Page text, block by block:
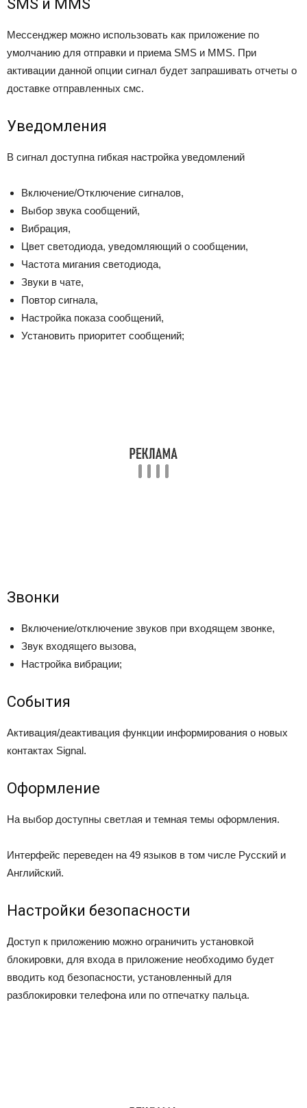
SMS и MMS
Мессенджер можно использовать как приложение по
умолчанию для отправки и приема SMS и MMS. При
активации данной опции сигнал будет запрашивать отчеты о
доставке отправленных смс.
Уведомления
В сигнал доступна гибкая настройка уведомлений
Включение/Отключение сигналов,
Выбор звука сообщений,
Вибрация,
Цвет светодиода, уведомляющий о сообщении,
Частота мигания светодиода,
Звуки в чате,
Повтор сигнала,
Настройка показа сообщений,
Установить приоритет сообщений;
Звонки
Включение/отключение звуков при входящем звонке,
Звук входящего вызова,
Настройка вибрации;
События
Активация/деактивация функции информирования о новых
контактах Signal.
Оформление
На выбор доступны светлая и темная темы оформления.
Интерфейс переведен на 49 языков в том числе Русский и
Английский.
Настройки безопасности
Доступ к приложению можно ограничить установкой
блокировки, для входа в приложение необходимо будет
вводить код безопасности, установленный для
разблокировки телефона или по отпечатку пальца.